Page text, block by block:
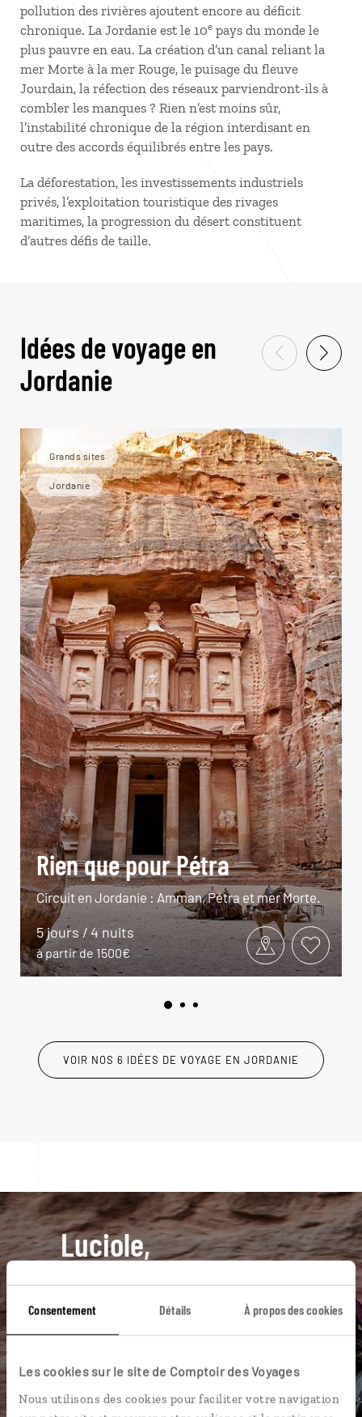
Consentement Détails À propos des cookies
Les cookies sur le site de Comptoir des Voyages
Nous utilisons des cookies pour faciliter votre navigation
pollution des rivières ajoutent encore au déficit
chronique. La Jordanie est le 10e pays du monde le
plus pauvre en eau. La création d’un canal reliant la
mer Morte à la mer Rouge, le puisage du fleuve
Jourdain, la réfection des réseaux parviendront-ils à
combler les manques ? Rien n’est moins sûr,
l’instabilité chronique de la région interdisant en
outre des accords équilibrés entre les pays.
La déforestation, les investissements industriels
privés, l’exploitation touristique des rivages
maritimes, la progression du désert constituent
d’autres défis de taille.
Idées de voyage en
Jordanie
Grands sites
Jordanie
Rien que pour Pétra
Circuit en Jordanie : Amman, Pétra et mer Morte.
5 jours / 4 nuits
à partir de 1500€
VOIR NOS 6 IDÉES DE VOYAGE EN JORDANIE
Luciole,
L’itinéraire vers votre tente
Notre sélection de restaurants et
cafés à Amman